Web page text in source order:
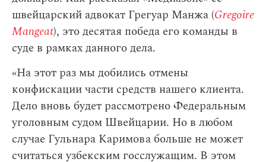
швейцарский адвокат Грегуар Манжа (Gregoire
Mangeat), это десятая победа его команды в
суде в рамках данного дела.
«На этот раз мы добились отмены
конфискации части средств нашего клиента.
Дело вновь будет рассмотрено Федеральным
уголовным судом Швейцарии. Но в любом
случае Гульнара Каримова больше не может
считаться узбекским госслужащим. В этом